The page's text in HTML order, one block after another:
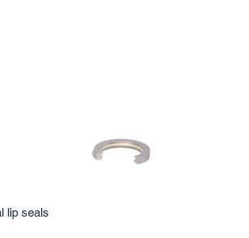
lip seals